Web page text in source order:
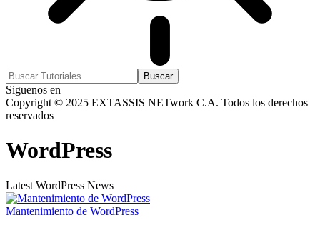
Siguenos en
Copyright © 2025 EXTASSIS NETwork C.A. Todos los derechos
reservados
WordPress
Latest WordPress News
Mantenimiento de WordPress